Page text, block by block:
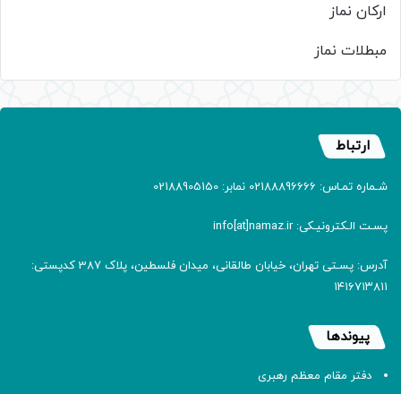
ارکان نماز
مبطلات نماز
ارتباط
شـماره تمـاس: 02188896666 نمابر: 02188905150
پسـت الـکترونیـکی: info[at]namaz.ir
آدرس: پسـتی تهران، خیابان طالقانی، میدان فلسطین، پلاک 387 کدپستی:
۱۴۱۶۷۱۳۸۱۱
پیوندها
دفتر مقام معظم رهبری